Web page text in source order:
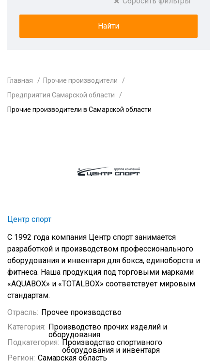
Главная
Прочие производители
Предприятия Самарской области
Прочие производители в Самарской области
Центр спорт
С 1992 года компания Центр спорт занимается
разработкой и производством профессионального
оборудования и инвентаря для бокса, единоборств и
фитнеса. Наша продукция под торговыми марками
«AQUABOX» и «TOTALBOX» соответствует мировым
стандартам.
Отрасль: Прочее производство
Категория: Производство прочих изделий и
оборудования
Подкатегория: Производство спортивного
оборудования и инвентаря
Регион: Самарская область